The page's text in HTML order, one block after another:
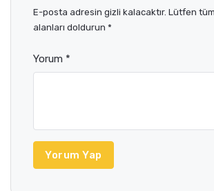
E-posta adresin gizli kalacaktır. Lütfen
alanları doldurun *
Yorum *
Yorum Yap